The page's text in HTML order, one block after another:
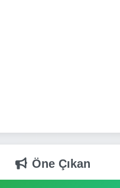
Öne Çıkan